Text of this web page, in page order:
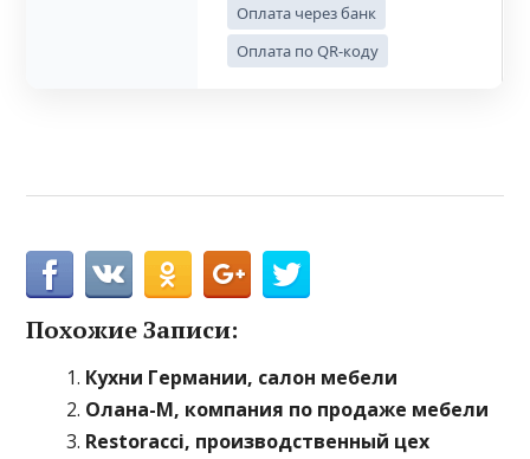
Оплата через банк
Оплата по QR-коду
Похожие Записи:
Кухни Германии, салон мебели
Олана-М, компания по продаже мебели
Restoracci, производственный цех